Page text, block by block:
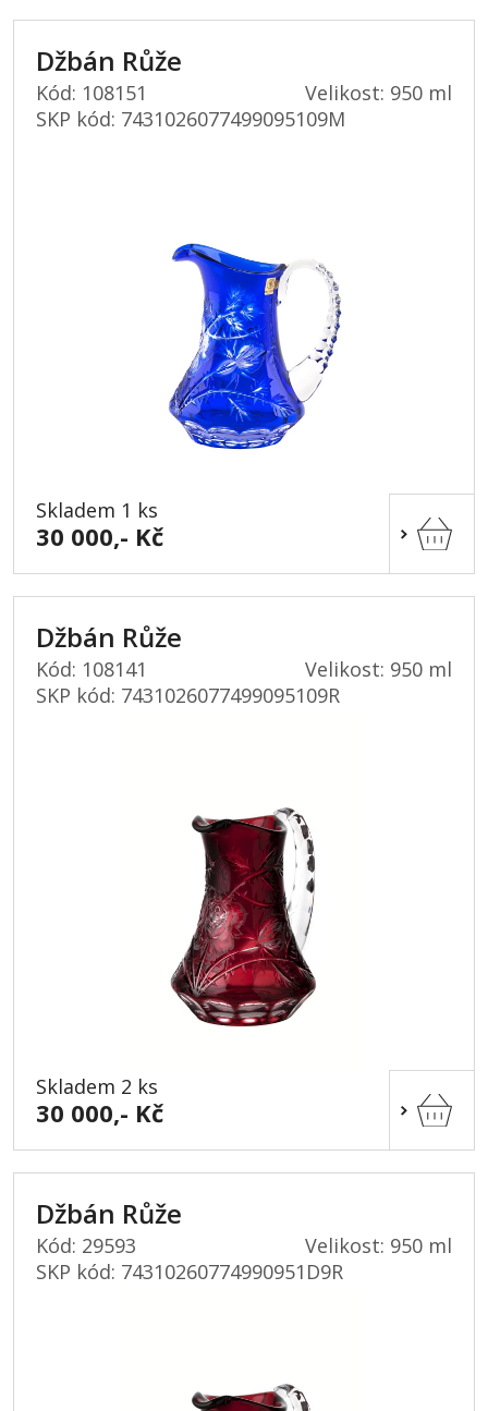
Džbán Růže
Kód: 108151
Velikost: 950 ml
SKP kód: 7431026077499095109M
Skladem 1 ks
30 000,- Kč
Džbán Růže
Kód: 108141
Velikost: 950 ml
SKP kód: 7431026077499095109R
Skladem 2 ks
30 000,- Kč
Džbán Růže
Kód: 29593
Velikost: 950 ml
SKP kód: 74310260774990951D9R